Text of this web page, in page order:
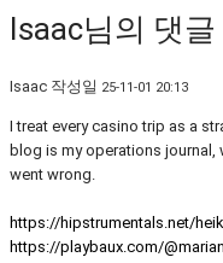
Isaac님의 댓글
Isaac 작성일 25-11-01 20:13
I treat every casino trip as a
blog is my operations journal,
went wrong.
https://hipstrumentals.net/
https://playbaux.com/